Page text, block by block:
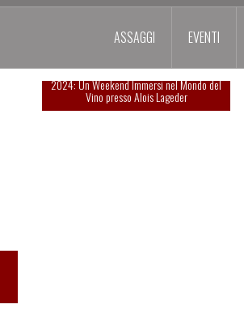
ASSAGGI EVENTI
Esperienza indimenticabile al SUMMA
2024: Un Weekend Immersi nel Mondo del
Vino presso Alois Lageder